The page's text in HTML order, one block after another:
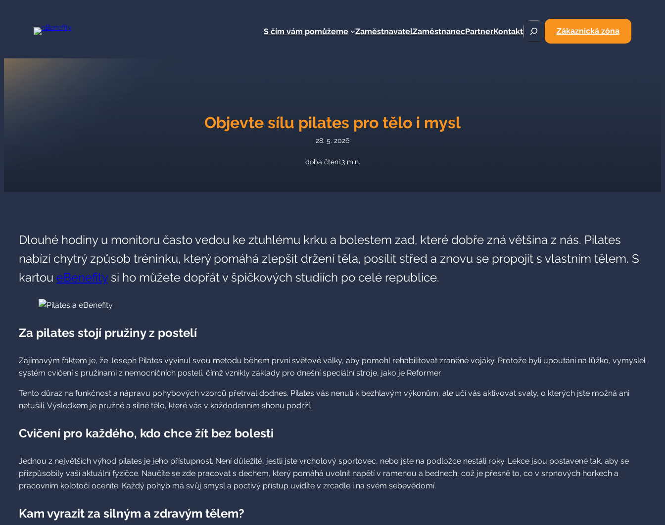
S čím vám pomůžeme ZaměstnavatelZaměstnanecPartnerKontakt
Hledat
Zákaznická zóna
Objevte sílu pilates pro tělo i mysl
28. 5. 2026
doba čtení:3 min.
Dlouhé hodiny u monitoru často vedou ke ztuhlému krku a bolestem zad, které dobře zná většina z nás. Pilates
nabízí chytrý způsob tréninku, který pomáhá zlepšit držení těla, posílit střed a znovu se propojit s vlastním tělem. S
kartou eBenefitysi ho můžete dopřát v špičkových studiích po celé republice.
Za pilates stojí pružiny z postelí
Zajímavým faktem je, že Joseph Pilates vyvinul svou metodu během první světové války, aby pomohl rehabilitovat zraněné vojáky. Protože byli upoutáni na lůžko, vymyslel
systém cvičení s pružinami z nemocničních postelí, čímž vznikly základy pro dnešní speciální stroje, jako je Reformer.
Tento důraz na funkčnost a nápravu pohybových vzorců přetrval dodnes. Pilates vás nenutí k bezhlavým výkonům, ale učí vás aktivovat svaly, o kterých jste možná ani
netušili. Výsledkem je pružné a silné tělo, které vás v každodenním shonu podrží.
Cvičení pro každého, kdo chce žít bez bolesti
Jednou z největších výhod pilates je jeho přístupnost. Není důležité, jestli jste vrcholový sportovec, nebo jste na podložce nestáli roky. Lekce jsou postavené tak, aby se
přizpůsobily vaší aktuální fyzičce. Naučíte se zde pracovat s dechem, který pomáhá uvolnit napětí v ramenou a bednech, což je přesně to, co v srpnových horkech a
pracovním kolotoči oceníte. Každý pohyb má svůj smysl a poctivý přístup uvidíte v zrcadle i na svém sebevědomí.
Kam vyrazit za silným a zdravým tělem?